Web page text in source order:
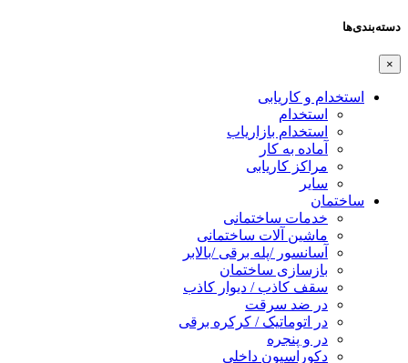
دسته‌بندی‌ها
×
استخدام و کاریابی
استخدام
استخدام بازاریاب
آماده به کار
مراکز کاریابی
سایر
ساختمان
خدمات ساختمانی
ماشین آلات ساختمانی
آسانسور /پله برقی /بالابر
بازسازی ساختمان
سقف کاذب / دیوار کاذب
در ضد سرقت
در اتوماتیک / کرکره برقی
در و پنجره
دکوراسیون داخلی